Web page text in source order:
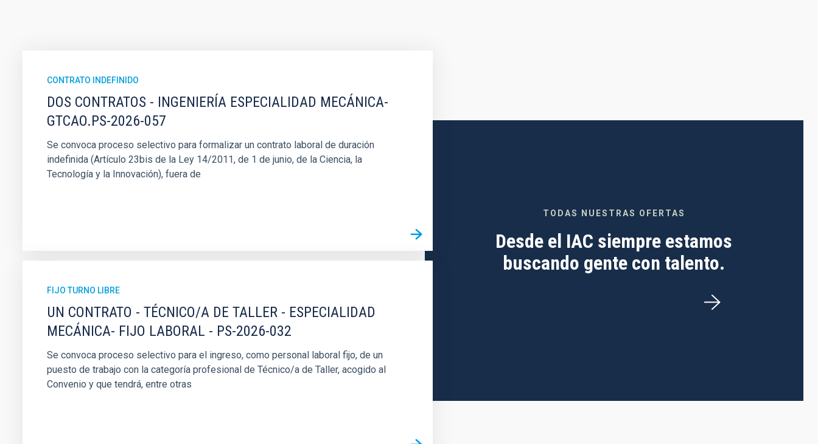
CONTRATO INDEFINIDO
DOS CONTRATOS - INGENIERÍA ESPECIALIDAD MECÁNICA-
GTCAO.PS-2026-057
Se convoca proceso selectivo para formalizar un contrato laboral de duración
indefinida (Artículo 23bis de la Ley 14/2011, de 1 de junio, de la Ciencia, la
Tecnología y la Innovación), fuera de
FIJO TURNO LIBRE
UN CONTRATO - TÉCNICO/A DE TALLER - ESPECIALIDAD
MECÁNICA- FIJO LABORAL - PS-2026-032
Se convoca proceso selectivo para el ingreso, como personal laboral fijo, de un
puesto de trabajo con la categoría profesional de Técnico/a de Taller, acogido al
Convenio y que tendrá, entre otras
TODAS NUESTRAS OFERTAS
Desde el IAC siempre estamos
buscando gente con talento.